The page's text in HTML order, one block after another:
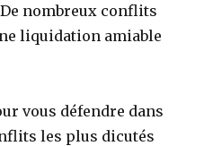
nombreux conflits
liquidation amiable
vous défendre dans
les plus dicutés